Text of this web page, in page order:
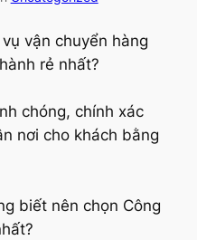
vận chuyển hàng
rẻ nhất?
chóng, chính xác
nơi cho khách bằng
biết nên chọn Công